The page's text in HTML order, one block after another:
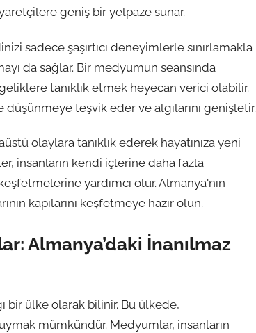
geniş bir yelpaze sunar.
sadece şaşırtıcı deneyimlerle sınırlamakla
da sağlar. Bir medyumun seansında
tanıklık etmek heyecan verici olabilir.
teşvik eder ve algılarını genişletir.
olaylara tanıklık ederek hayatınıza yeni
insanların kendi içlerine daha fazla
yardımcı olur. Almanya'nın
kapılarını keşfetmeye hazır olun.
Almanya’daki İnanılmaz
bir ülke olarak bilinir. Bu ülkede,
mümkündür. Medyumlar, insanların